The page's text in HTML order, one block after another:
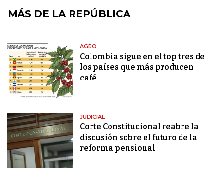
MÁS DE LA REPÚBLICA
AGRO
Colombia sigue en el top tres de
los países que más producen
café
JUDICIAL
Corte Constitucional reabre la
discusión sobre el futuro de la
reforma pensional